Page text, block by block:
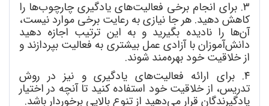
۳. برای انجام برخی فعالیت
های یادگیری چارچوبها را
کاهش دهید. هر جا نیازی به رعایت برخی موارد نیست،
آنها را نادیده بگیرید و به این ترتیب اجازه دهید
دانشآموزان با آزادی عمل بیشتری به فعالیت بپردازند و
از خلاقیت خود بهرهمند شوند.
۴. برای ارائه فعالیت
های یادگیری و نیز در روش
تدریس، از خلاقیت خود استفاده کنید تا آنچه در اختیار
یادگیرندگان قرار میدهید از تنوع بالایی برخوردار باشد.